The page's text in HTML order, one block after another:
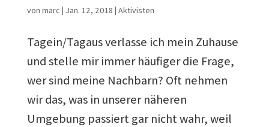
von marc | Jan. 12, 2018 | Aktivisten
Tagein/Tagaus verlasse ich mein Zuhause
und stelle mir immer häufiger die Frage,
wer sind meine Nachbarn? Oft nehmen
wir das, was in unserer näheren
Umgebung passiert gar nicht wahr, weil